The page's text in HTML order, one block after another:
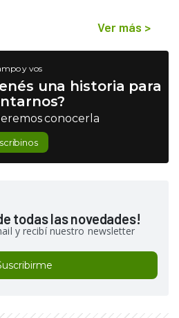
Ver más >
y vos
una historia para
conocerla
todas las novedades!
y recibí nuestro newsletter